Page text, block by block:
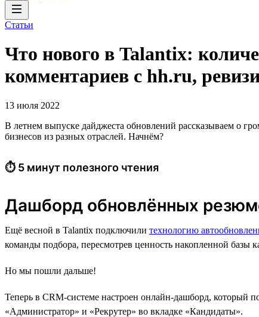
Статьи
Что нового в Talantix:
комментариев с hh.ru,
13 июля 2022
В летнем выпуске дайджеста обновлений рассказываем о
бизнесов из разных отраслей. Начнём?
⏱ 5 минут полезного чтения
Дашборд обновлённых
Ещё весной в Talantix подключили технологию
команды подбора, пересмотрев ценность накопленной базы
Но мы пошли дальше!
Теперь в CRM-системе настроен онлайн-дашборд, который
«Администратор» и «Рекрутер» во вкладке «Кандидаты».